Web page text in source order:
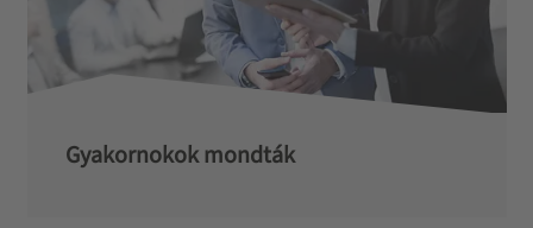
Gyakornokok mondták